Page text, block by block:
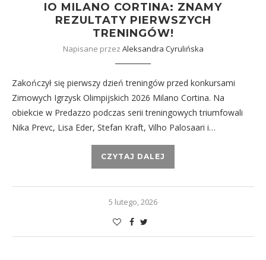
IO MILANO CORTINA: ZNAMY
REZULTATY PIERWSZYCH
TRENINGÓW!
Napisane przez Aleksandra Cyrulińska
Zakończył się pierwszy dzień treningów przed konkursami
Zimowych Igrzysk Olimpijskich 2026 Milano Cortina. Na
obiekcie w Predazzo podczas serii treningowych triumfowali
Nika Prevc, Lisa Eder, Stefan Kraft, Vilho Palosaari i…
CZYTAJ DALEJ
5 lutego, 2026